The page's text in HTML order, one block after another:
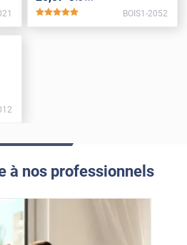
BOIS1-2052
à nos professionnels